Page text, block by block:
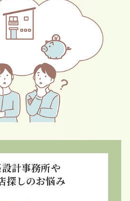
計事務所や
探しのお悩み